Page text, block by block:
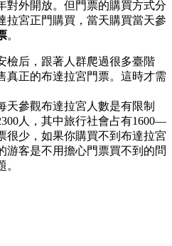
對外開放。但門票的購買方式分
拉宮正門購買，當天購買當天參
。
檢后，跟著人群爬過很多臺階
真正的布達拉宮門票。這時才需
天參觀布達拉宮人數是有限制
人，其中旅行社會占有1600—
很少，如果你購買不到布達拉宮
游客是不用擔心門票買不到的問